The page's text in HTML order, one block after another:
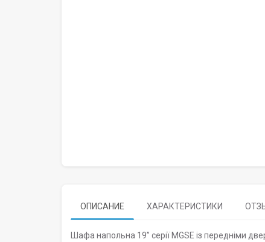
ОПИСАНИЕ ХАРАКТЕРИСТИКИ
Шафа напольна 19” серії MGSE із передніми